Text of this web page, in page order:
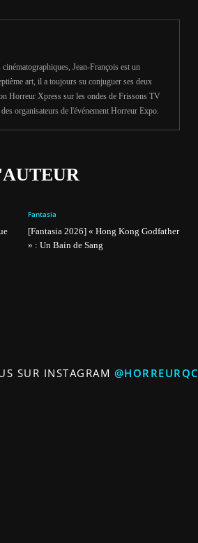
Jean-François est un
art, il a toujours su conjuguer ses deux
Horreur Xpress sur les ondes de Frissons TV
organisateurs de l'événement Horreur Expo.
Fantasia
[Fantasia 2026] « Hong Kong Godfather
» : Un Bain de Sang
SUR INSTAGRAM @HORREURQC